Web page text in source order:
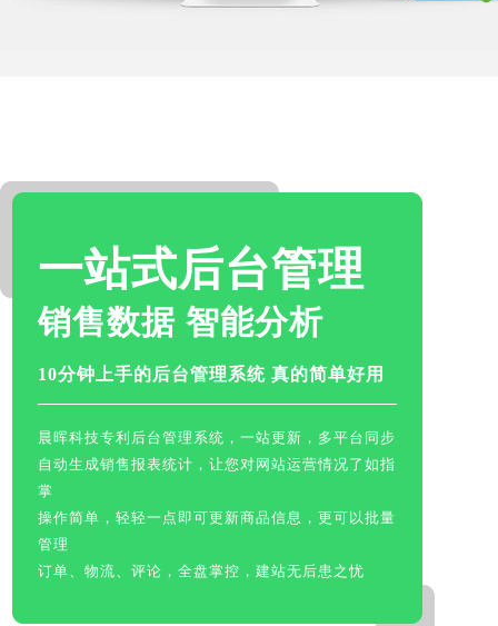
一站式后台管理
销售数据 智能分析
10分钟上手的后台管理系统 真的简单好用
晨晖科技专利后台管理系统，一站更新，多平台同步
自动生成销售报表统计，让您对网站运营情况了如指
掌
操作简单，轻轻一点即可更新商品信息，更可以批量
管理
订单、物流、评论，全盘掌控，建站无后患之忧